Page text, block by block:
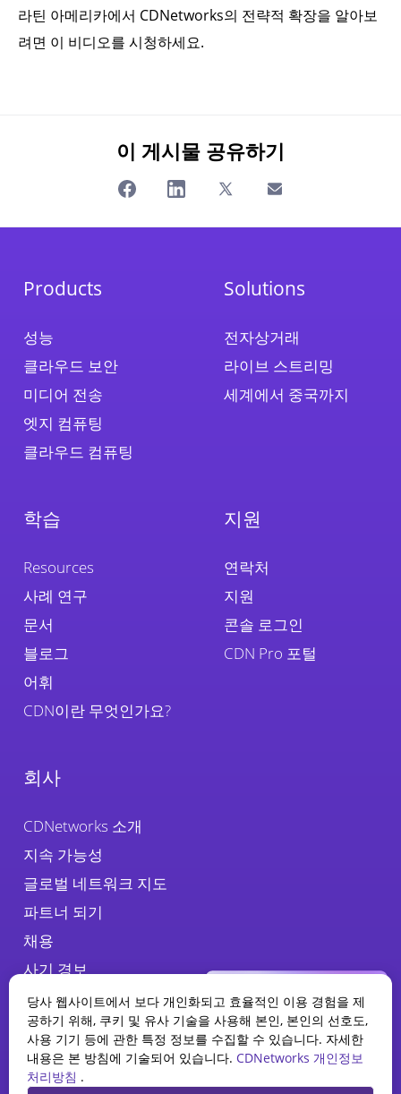
라틴 아메리카에서 CDNetworks의 전략적 확장을 알아보
려면 이 비디오를 시청하세요.
이 게시물 공유하기
Products
성능
클라우드 보안
미디어 전송
엣지 컴퓨팅
클라우드 컴퓨팅
Solutions
전자상거래
라이브 스트리밍
세계에서 중국까지
학습
Resources
사례 연구
문서
블로그
어휘
CDN이란 무엇인가요?
지원
연락처
지원
콘솔 로그인
CDN Pro 포털
회사
CDNetworks 소개
지속 가능성
글로벌 네트워크 지도
파트너 되기
채용
사기 경보
당사 웹사이트에서 보다 개인화되고 효율적인 이용 경험을 제
공하기 위해, 쿠키 및 유사 기술을 사용해 본인, 본인의 선호도,
사용 기기 등에 관한 특정 정보를 수집할 수 있습니다. 자세한
내용은 본 방침에 기술되어 있습니다. CDNetworks 개인정보
처리방침 .